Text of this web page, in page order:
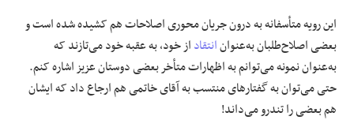
این رویه متأسفانه به درون جریان محوری اصلاحات هم کشیده شده است و
بعضی اصلاح‌طلبان به‌عنوانانتقاداز خود، به عقبه خود می‌تازند که
به‌عنوان نمونه می‌توانم به اظهارات متأخر بعضی دوستان عزیز اشاره کنم.
حتی می‌توان به گفتار‌های منتسب به آقای خاتمی هم ارجاع داد که ایشان
هم بعضی را تندرو می‌داند!